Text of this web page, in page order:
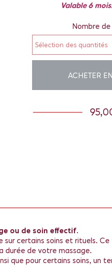
Valable 6
Nombre
ACHETER
ou de soin effectif.
sur certains soins et rituels.
de votre massage.
que pour certains soins, un